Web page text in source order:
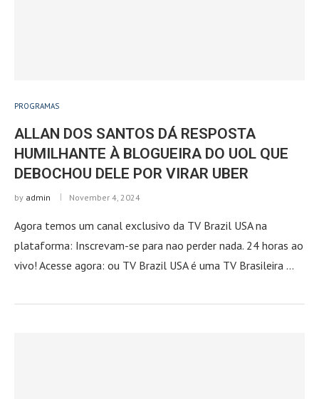
PROGRAMAS
ALLAN DOS SANTOS DÁ RESPOSTA
HUMILHANTE À BLOGUEIRA DO UOL QUE
DEBOCHOU DELE POR VIRAR UBER
by admin November 4, 2024
Agora temos um canal exclusivo da TV Brazil USA na
plataforma: Inscrevam-se para nao perder nada. 24 horas ao
vivo! Acesse agora: ou TV Brazil USA é uma TV Brasileira …